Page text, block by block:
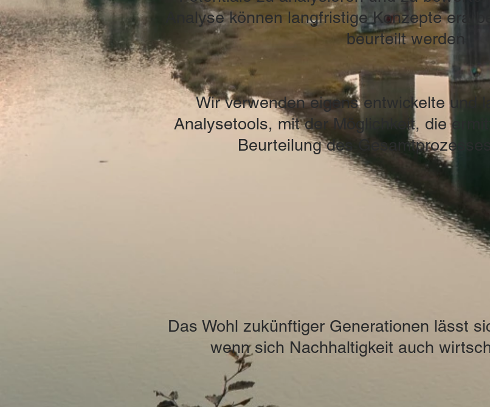
Analyse können langfristige Konzepte
beurteilt werden.
Wir verwenden eigens entwickelte und
Analysetools, mit der Möglichkeit, die
Beurteilung des
Das Wohl zukünftiger Generationen lässt
wenn sich Nachhaltigkeit auch